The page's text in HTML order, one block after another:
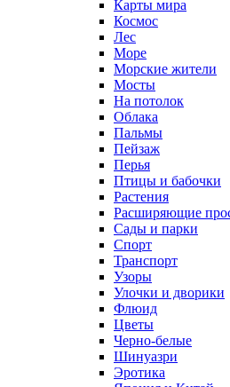
Карты мира
Космос
Лес
Море
Морские жители
Мосты
На потолок
Облака
Пальмы
Пейзаж
Перья
Птицы и бабочки
Растения
Расширяющие
Сады и парки
Спорт
Транспорт
Узоры
Улочки и дворики
Флюид
Цветы
Черно-белые
Шинуазри
Эротика